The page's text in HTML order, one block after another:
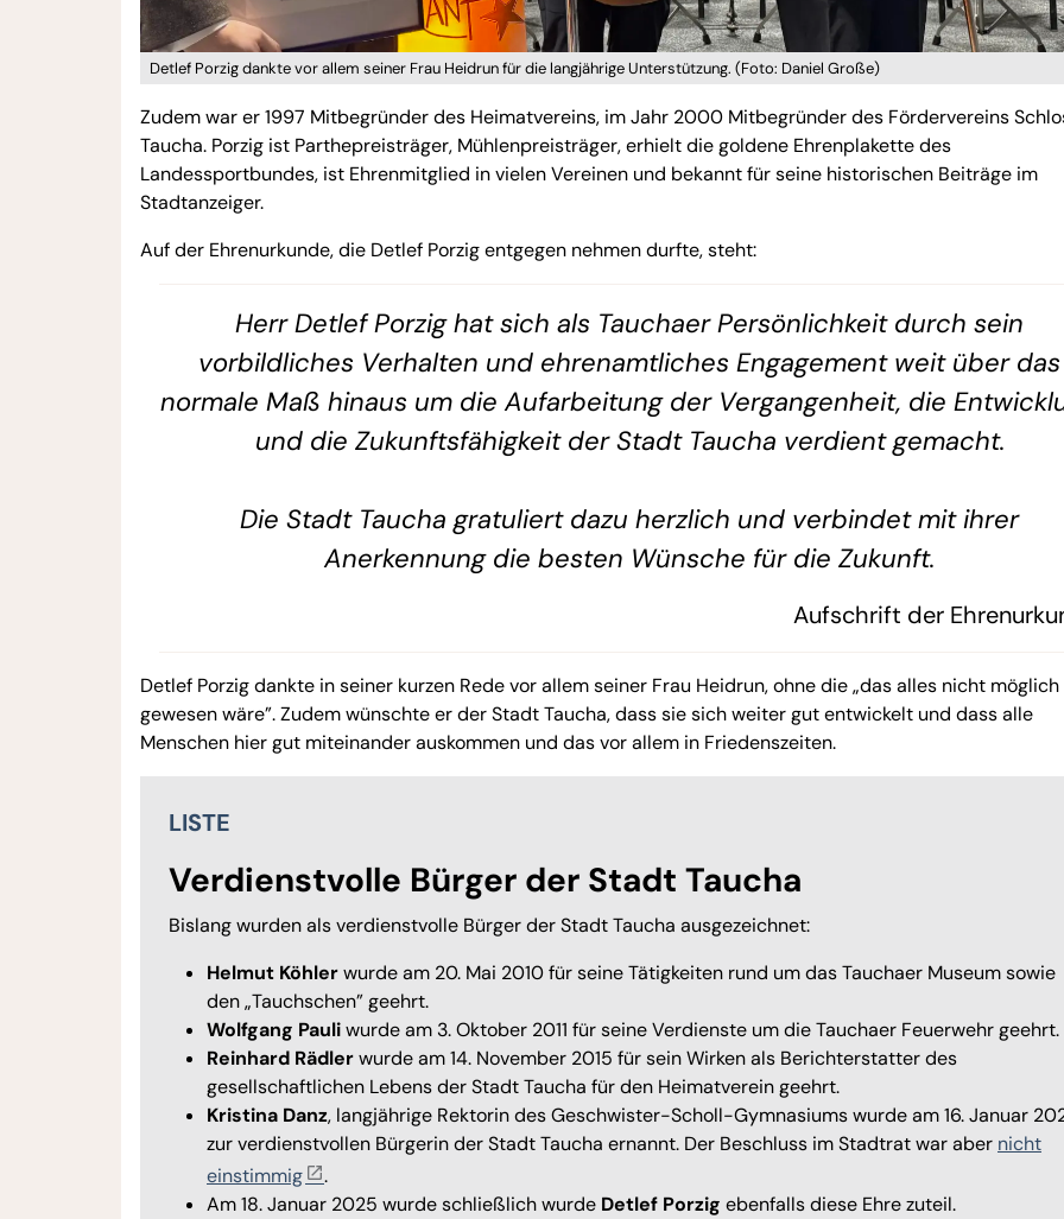
Detlef Porzig dankte vor allem seiner Frau Heidrun für die langjährige Unterstützung. (Foto: Daniel Große)
Zudem war er 1997 Mitbegründer des Heimatvereins, im Jahr 2000 Mitbegründer des Fördervereins
Taucha. Porzig ist Parthepreisträger, Mühlenpreisträger, erhielt die goldene Ehrenplakette des
Landessportbundes, ist Ehrenmitglied in vielen Vereinen und bekannt für seine historischen Beiträge im
Stadtanzeiger.
Auf der Ehrenurkunde, die Detlef Porzig entgegen nehmen durfte, steht:
Herr Detlef Porzig hat sich als Tauchaer Persönlichkeit durch sein
vorbildliches Verhalten und ehrenamtliches Engagement weit über das
normale Maß hinaus um die Aufarbeitung der Vergangenheit, die
und die Zukunftsfähigkeit der Stadt Taucha verdient gemacht.
Die Stadt Taucha gratuliert dazu herzlich und verbindet mit ihrer
Anerkennung die besten Wünsche für die Zukunft.
Aufschrift der
Detlef Porzig dankte in seiner kurzen Rede vor allem seiner Frau Heidrun, ohne die „das alles nicht möglich
gewesen wäre”. Zudem wünschte er der Stadt Taucha, dass sie sich weiter gut entwickelt und dass alle
Menschen hier gut miteinander auskommen und das vor allem in Friedenszeiten.
LISTE
Verdienstvolle Bürger der Stadt Taucha
Bislang wurden als verdienstvolle Bürger der Stadt Taucha ausgezeichnet:
Helmut Köhlerwurde am 20. Mai 2010 für seine Tätigkeiten rund um das Tauchaer Museum sowie
den „Tauchschen” geehrt.
Wolfgang Pauliwurde am 3. Oktober 2011 für seine Verdienste um die Tauchaer Feuerwehr geehrt.
Reinhard Rädlerwurde am 14. November 2015 für sein Wirken als Berichterstatter des
gesellschaftlichen Lebens der Stadt Taucha für den Heimatverein geehrt.
Kristina Danz, langjährige Rektorin des Geschwister-Scholl-Gymnasiums wurde am 16. Januar
zur verdienstvollen Bürgerin der Stadt Taucha ernannt. Der Beschluss im Stadtrat war aber nicht
einstimmig
.
Am 18. Januar 2025 wurde schließlich wurde Detlef Porzig ebenfalls diese Ehre zuteil.